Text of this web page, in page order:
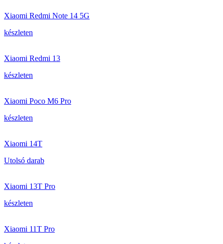
Xiaomi Redmi Note 14 5G
készleten
Xiaomi Redmi 13
készleten
Xiaomi Poco M6 Pro
készleten
Xiaomi 14T
Utolsó darab
Xiaomi 13T Pro
készleten
Xiaomi 11T Pro